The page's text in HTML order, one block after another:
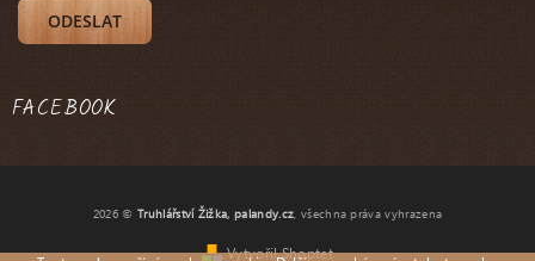
FACEBOOK
2026 © Truhlářství Žižka, palandy.cz , všechna práva vyhrazena
Vytvořil Shoptet